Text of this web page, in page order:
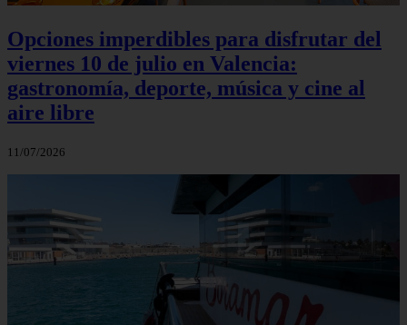
Opciones imperdibles para disfrutar del
viernes 10 de julio en Valencia:
gastronomía, deporte, música y cine al
aire libre
11/07/2026